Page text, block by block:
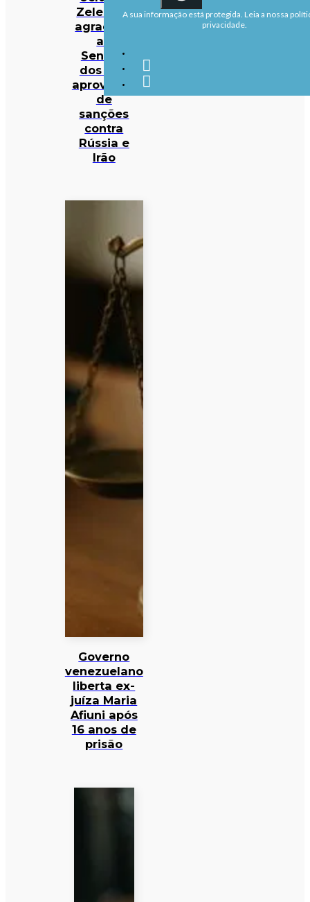
Zelensky
agradece
ao
Senado
dos EUA
aprovação
de
sanções
contra
Rússia e
Irão
Governo
venezuelano
liberta ex-
juíza Maria
Afiuni após
16 anos de
prisão
A sua informação está protegida. Leia a nossa
privacidade.